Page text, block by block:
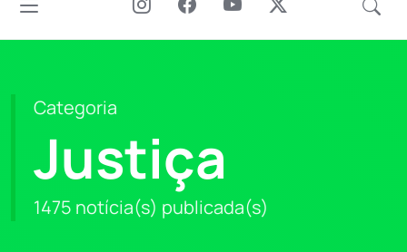
Categoria
Justiça
1475 notícia(s) publicada(s)